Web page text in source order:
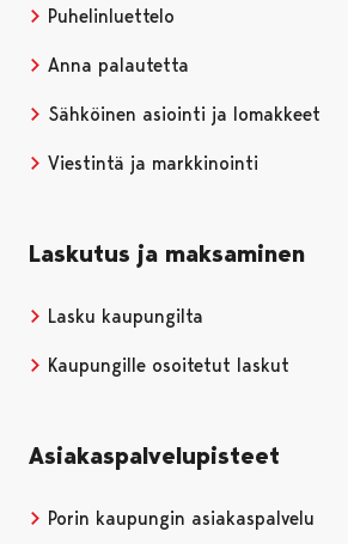
Puhelinluettelo
Anna palautetta
Sähköinen asiointi ja lomakkeet
Viestintä ja markkinointi
Laskutus ja maksaminen
Lasku kaupungilta
Kaupungille osoitetut laskut
Asiakaspalvelupisteet
Porin kaupungin asiakaspalvelu